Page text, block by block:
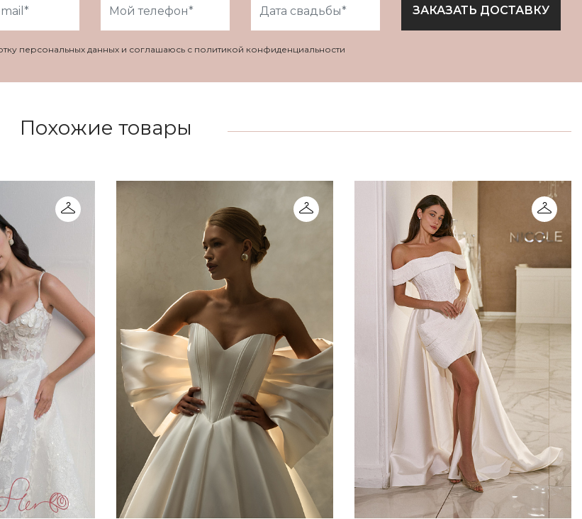
ЗАКАЗАТЬ ДОСТАВКУ
персональных данных и соглашаюсь с политикой конфиденциальности
Похожие товары